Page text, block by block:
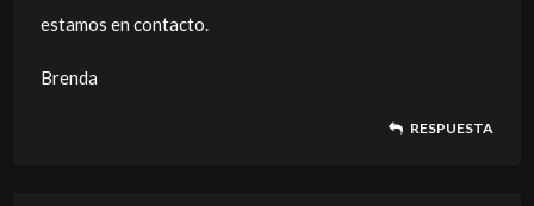
estamos en contacto.
Brenda
RESPUESTA